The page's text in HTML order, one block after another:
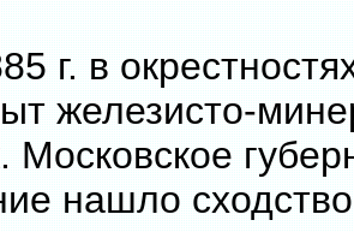
г. в
железисто-
Московское
нашло